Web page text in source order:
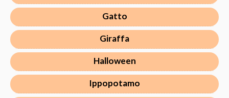
Gatto
Giraffa
Halloween
Ippopotamo